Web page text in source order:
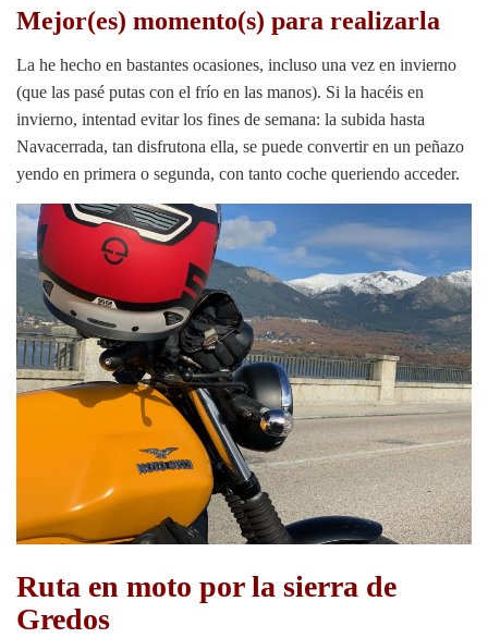
Mejor(es) momento(s) para realizarla
La he hecho en bastantes ocasiones, incluso una vez en invierno
(que las pasé putas con el frío en las manos). Si la hacéis en
invierno, intentad evitar los fines de semana: la subida hasta
Navacerrada, tan disfrutona ella, se puede convertir en un peñazo
yendo en primera o segunda, con tanto coche queriendo acceder.
Ruta en moto por la sierra de
Gredos